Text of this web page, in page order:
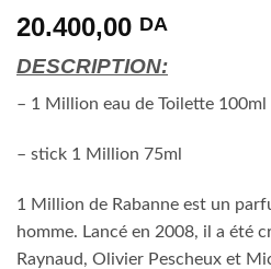
20.400,00 DA
DESCRIPTION:
– 1 Million eau de Toilette 100ml
– stick 1 Million 75ml
1 Million de Rabanne est un
homme. Lancé en 2008, il a été
Raynaud, Olivier Pescheux et